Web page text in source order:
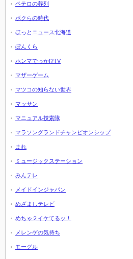
ペテロの葬列
ボクらの時代
ほっとニュース北海道
ぼんくら
ホンマでっか!?TV
マザーゲーム
マツコの知らない世界
マッサン
マニュアル捜索隊
マラソングランドチャンピオンシップ
まれ
ミュージックステーション
みんテレ
メイドインジャパン
めざましテレビ
めちゃ２イケてるッ！
メレンゲの気持ち
モーグル